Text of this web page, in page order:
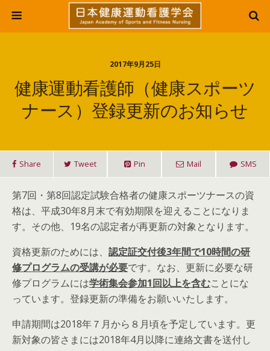
2017年9月25日
健康運動看護師（健康スポーツ
ナース）登録更新のお知らせ
Share Tweet Pin Mail SMS
第7回・第8回認定試験合格者の健康スポーツナースの資
格は、平成30年8月末で有効期限を迎えることになりま
す。その他、19名の認定者が再更新の対象となります。
資格更新のためには、 認定証交付後3年間で10時間の研
修プログラムの受講が必要です。なお、更新に必要な研
修プログラムには学術集会参加1回以上を含むことにな
っています。登録更新の準備をお願いいたします。
申請期間は2018年７月から８月頃を予定しています。更
新対象の皆さまには2018年4月以降に連絡文書を送付し